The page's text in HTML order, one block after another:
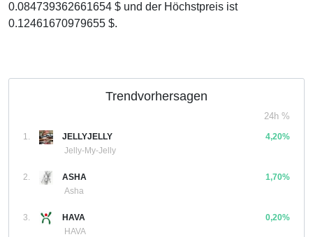
0.084739362661654 $ und der Höchstpreis ist
0.12461670979655 $.
Trendvorhersagen
24h %
1.
JELLYJELLY
Jelly-My-Jelly
4,20%
2.
ASHA
Asha
1,70%
3.
HAVA
HAVA
0,20%